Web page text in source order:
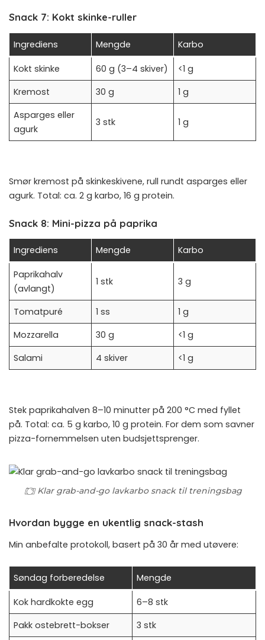
Snack 7: Kokt skinke-ruller
Ingrediens Mengde Karbo
Kokt skinke 60 g (3–4 skiver)
<1 g
Kremost
30 g
1 g
Asparges eller
agurk
3 stk 1 g
Smør kremost på skinkeskivene, rull rundt asparges eller
agurk. Total: ca. 2 g karbo, 16 g protein.
Snack 8: Mini-pizza på paprika
Ingrediens Mengde Karbo
Paprikahalv
(avlangt)
1 stk 3 g
Tomatpuré 1 ss
1 g
Mozzarella
30 g
<1 g
Salami
4 skiver <1 g
Stek paprikahalven 8–10 minutter på 200 °C med fyllet
på. Total: ca. 5 g karbo, 10 g protein. For dem som savner
pizza-fornemmelsen uten budsjettsprenger.
Klar grab-and-go lavkarbo snack til treningsbag
Hvordan bygge en ukentlig snack-stash
Min anbefalte protokoll, basert på 30 år med utøvere:
Søndag forberedelse Mengde
Kok hardkokte egg
6–8 stk
Pakk ostebrett-bokser
3 stk